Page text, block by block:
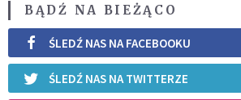
BĄDŹ NA BIEŻĄCO
ŚLEDŹ NAS NA FACEBOOKU
ŚLEDŹ NAS NA TWITTERZE